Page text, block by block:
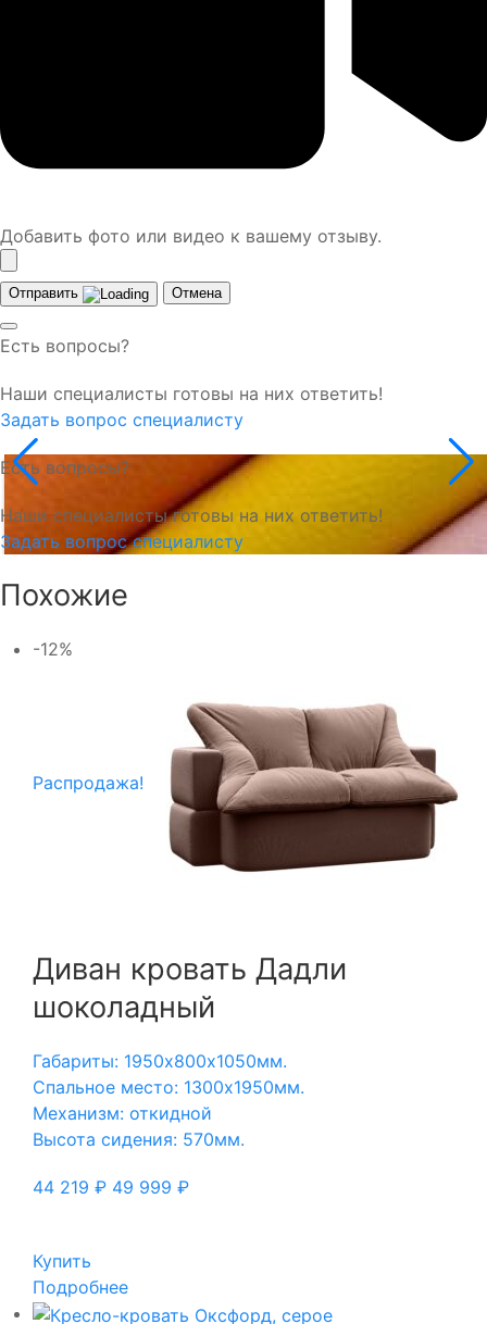
Добавить фото или видео к вашему отзыву.
Отправить Отмена
Есть вопросы?
Наши специалисты готовы на них ответить!
Задать вопрос специалисту
Есть вопросы?
Наши специалисты готовы на них ответить!
Задать вопрос специалисту
Похожие
-12%
Распродажа!
Диван кровать Дадли
шоколадный
Габариты: 1950х800х1050мм.
Спальное место: 1300х1950мм.
Механизм: откидной
Высота сидения: 570мм.
44 219 ₽ 49 999 ₽
Купить
Подробнее